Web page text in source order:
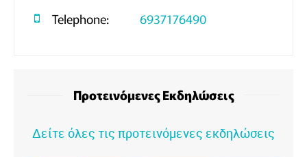
Telephone: 6937176490
Προτεινόμενες Εκδηλώσεις
Δείτε όλες τις προτεινόμενες εκδηλώσεις